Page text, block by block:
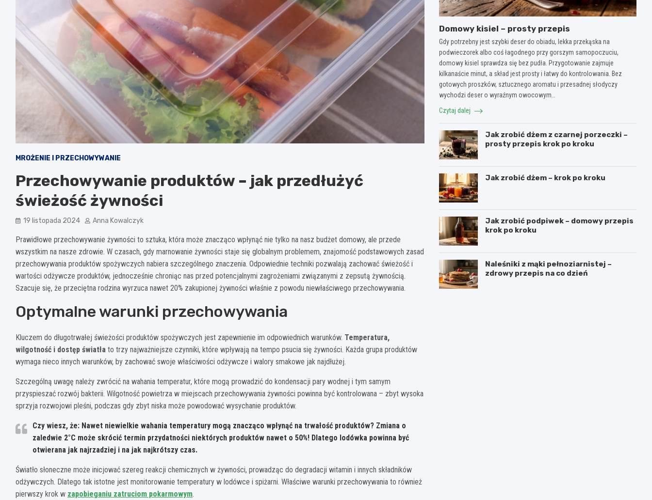
MROŻENIE I PRZECHOWYWANIE
Przechowywanie produktów – jak przedłużyć
świeżość żywności
19 listopada 2024 Anna Kowalczyk
Prawidłowe przechowywanie żywności to sztuka, która może znacząco wpłynąć nie tylko na nasz budżet domowy, ale przede
wszystkim na nasze zdrowie. W czasach, gdy marnowanie żywności staje się globalnym problemem, znajomość podstawowych zasad
przechowywania produktów spożywczych nabiera szczególnego znaczenia. Odpowiednie techniki pozwalają zachować świeżość i
wartości odżywcze produktów, jednocześnie chroniąc nas przed potencjalnymi zagrożeniami związanymi z zepsutą żywnością.
Szacuje się, że przeciętna rodzina wyrzuca nawet 20% zakupionej żywności właśnie z powodu niewłaściwego przechowywania.
Optymalne warunki przechowywania
Kluczem do długotrwałej świeżości produktów spożywczych jest zapewnienie im odpowiednich warunków. Temperatura,
wilgotność i dostęp światła to trzy najważniejsze czynniki, które wpływają na tempo psucia się żywności. Każda grupa produktów
wymaga nieco innych warunków, by zachować swoje właściwości odżywcze i walory smakowe jak najdłużej.
Szczególną uwagę należy zwrócić na wahania temperatur, które mogą prowadzić do kondensacji pary wodnej i tym samym
przyspieszać rozwój bakterii. Wilgotność powietrza w miejscach przechowywania żywności powinna być kontrolowana – zbyt wysoka
sprzyja rozwojowi pleśni, podczas gdy zbyt niska może powodować wysychanie produktów.
Czy wiesz, że: Nawet niewielkie wahania temperatury mogą znacząco wpłynąć na trwałość produktów? Zmiana o
zaledwie 2°C może skrócić termin przydatności niektórych produktów nawet o 50%! Dlatego lodówka powinna być
otwierana jak najrzadziej i na jak najkrótszy czas.
Światło słoneczne może inicjować szereg reakcji chemicznych w żywności, prowadząc do degradacji witamin i innych składników
odżywczych. Dlatego tak istotne jest monitorowanie temperatury w lodówce i spiżarni. Właściwe warunki przechowywania to również
pierwszy krok w zapobieganiu zatruciom pokarmowym.
Domowy kisiel – prosty przepis
Gdy potrzebny jest szybki deser do obiadu, lekka przekąska na
podwieczorek albo coś łagodnego przy gorszym samopoczuciu,
domowy kisiel sprawdza się bez pudła. Przygotowanie zajmuje
kilkanaście minut, a skład jest prosty i łatwy do kontrolowania. Bez
gotowych proszków, sztucznego aromatu i przesadnej słodyczy
wychodzi deser o wyraźnym owocowym…
Czytaj dalej
Jak zrobić dżem z czarnej porzeczki –
prosty przepis krok po kroku
Jak zrobić dżem – krok po kroku
Jak zrobić podpiwek – domowy przepis
krok po kroku
Naleśniki z mąki pełnoziarnistej –
zdrowy przepis na co dzień